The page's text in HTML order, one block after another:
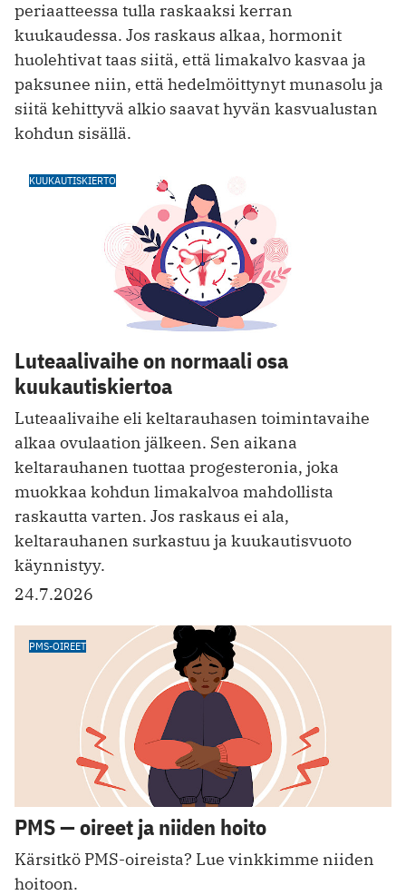
periaatteessa tulla raskaaksi kerran
kuukaudessa. Jos raskaus alkaa, hormonit
huolehtivat taas siitä, että limakalvo kasvaa ja
paksunee niin, että hedelmöittynyt munasolu ja
siitä kehittyvä alkio saavat hyvän kasvualustan
kohdun sisällä.
KUUKAUTISKIERTO
Luteaalivaihe on normaali osa
kuukautiskiertoa
Luteaalivaihe eli keltarauhasen toimintavaihe
alkaa ovulaation jälkeen. Sen aikana
keltarauhanen tuottaa progesteronia, joka
muokkaa kohdun limakalvoa mahdollista
raskautta varten. Jos raskaus ei ala,
keltarauhanen surkastuu ja kuukautisvuoto
käynnistyy.
24.7.2026
PMS-OIREET
PMS — oireet ja niiden hoito
Kärsitkö PMS-oireista? Lue vinkkimme niiden
hoitoon.